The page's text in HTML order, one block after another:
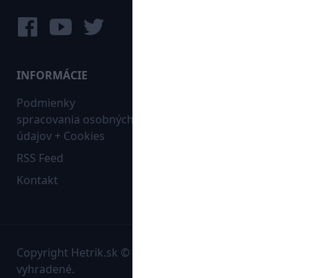
INFORMÁCIE
Podmienky
spracovania osobných
údajov + Cookies
RSS Feed
Kontakt
Copyright Hetrik.sk © 2026 Autorské práva sú
vyhradené.